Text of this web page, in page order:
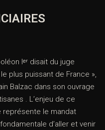
Iᵉʳ disait du juge
le plus puissant de France »,
Balzac dans son ouvrage
. L’enjeu de ce
représente le mandat
d’aller et venir